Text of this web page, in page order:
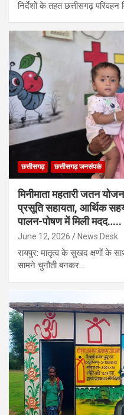
निर्देशों के तहत छत्तीसगढ़ परिवहन
छत्तीसगढ़ छत्तीसगढ़ जनसंपर्क
मिनीमाता महतारी जतन
प्रसूति सहायता, आर्थिक
पालन-पोषण में मिली मदद…..
June 12, 2026 News Desk
रायपुर: मातृत्व के सुखद क्षणों के
सामने चुनौती बनकर…